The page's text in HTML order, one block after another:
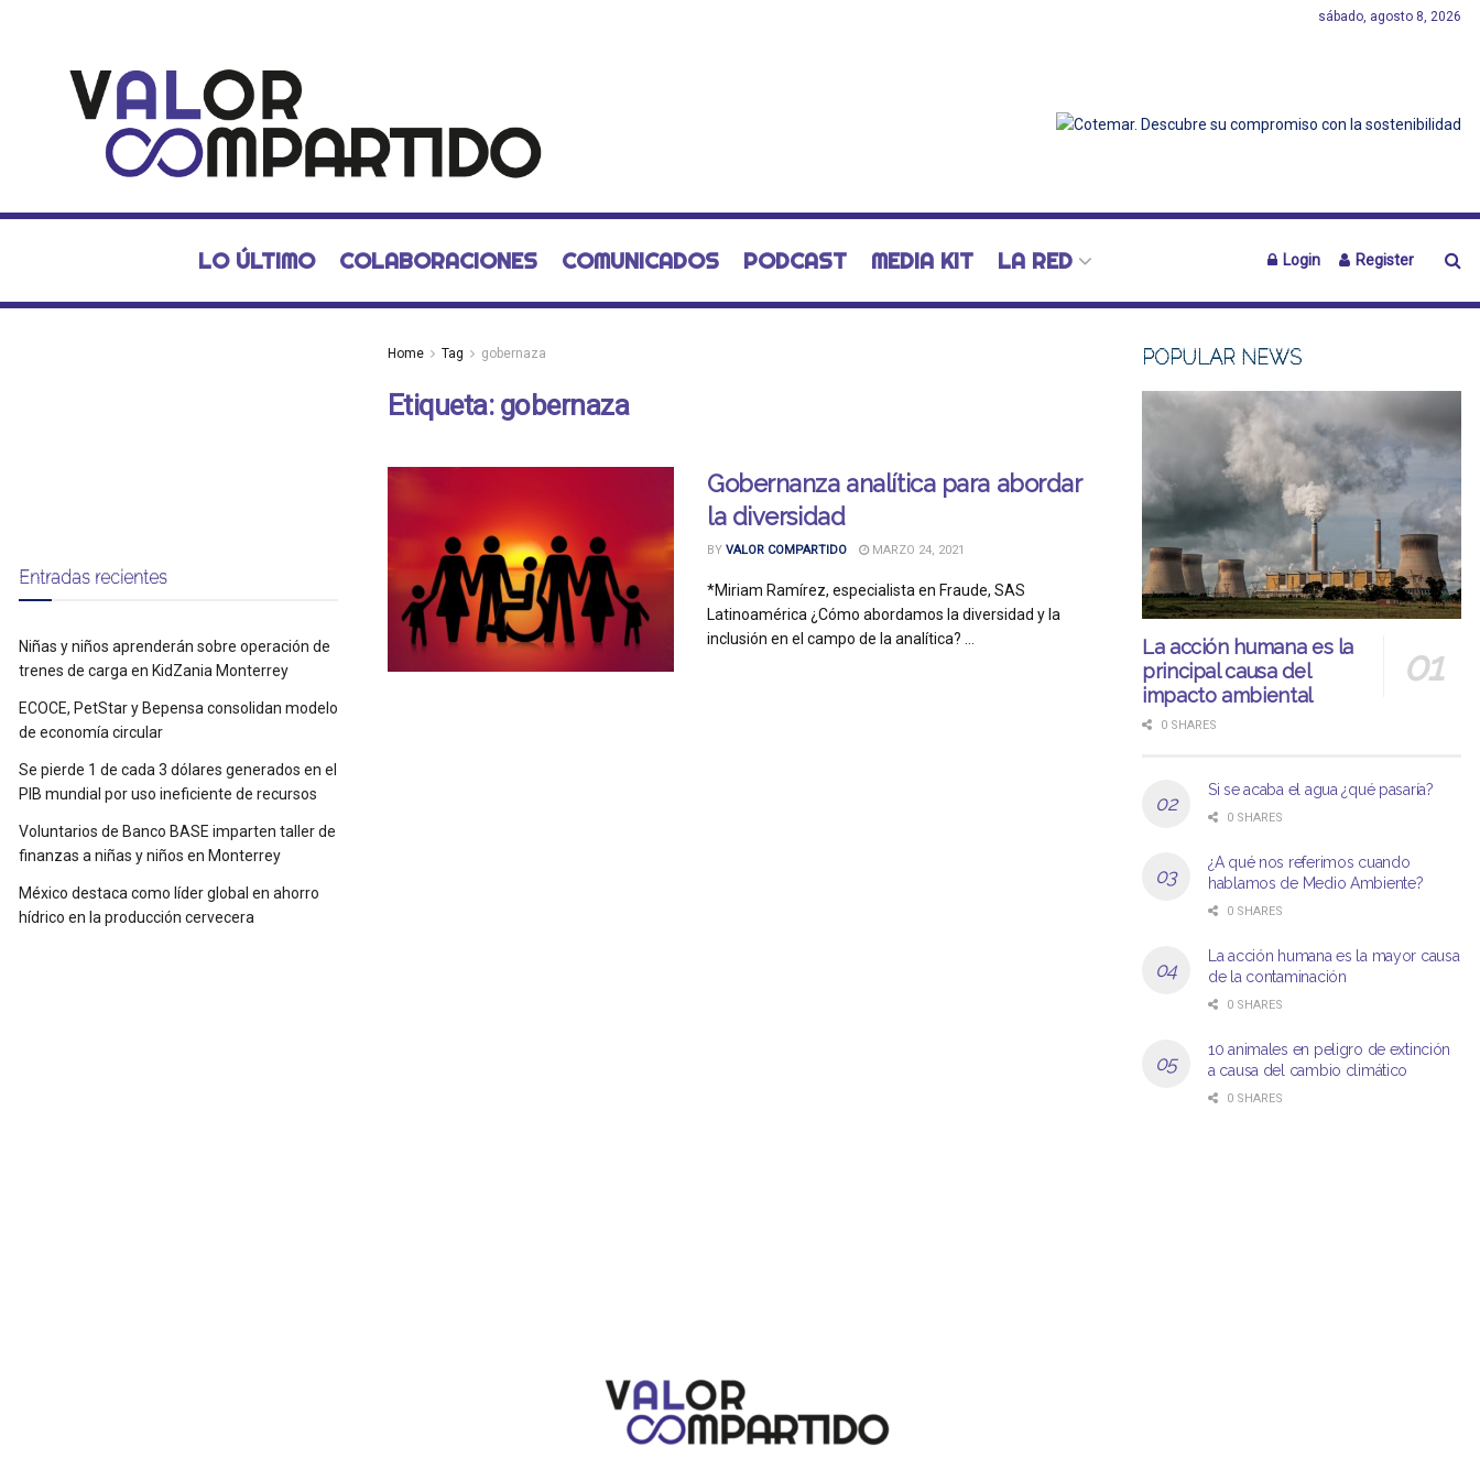
sábado, agosto 8, 2026
LO ÚLTIMO COLABORACIONES COMUNICADOS PODCAST MEDIA KIT LA RED Login Register
Home Tag gobernaza
Etiqueta: gobernaza
Gobernanza analítica para abordar
la diversidad
BY VALOR COMPARTIDO MARZO 24, 2021
*Miriam Ramírez, especialista en Fraude, SAS
Latinoamérica ¿Cómo abordamos la diversidad y la
inclusión en el campo de la analítica? ...
Entradas recientes
Niñas y niños aprenderán sobre operación de
trenes de carga en KidZania Monterrey
ECOCE, PetStar y Bepensa consolidan modelo
de economía circular
Se pierde 1 de cada 3 dólares generados en el
PIB mundial por uso ineficiente de recursos
Voluntarios de Banco BASE imparten taller de
finanzas a niñas y niños en Monterrey
México destaca como líder global en ahorro
hídrico en la producción cervecera
POPULAR NEWS
La acción humana es la
principal causa del
impacto ambiental
0 SHARES
Si se acaba el agua ¿qué pasaría?
0 SHARES
¿A qué nos referimos cuando
hablamos de Medio Ambiente?
0 SHARES
La acción humana es la mayor causa
de la contaminación
0 SHARES
10 animales en peligro de extinción
a causa del cambio climático
0 SHARES